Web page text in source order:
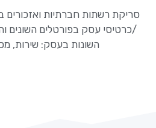
סריקת רשתות חברתיות ואזכורים
השונות בעסק: שירות,